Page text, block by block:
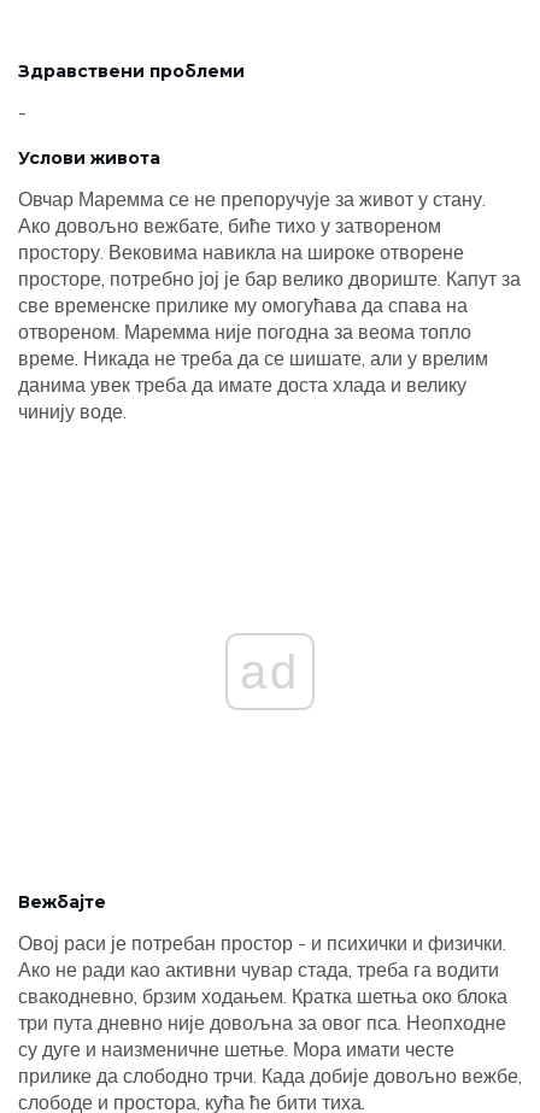
Здравствени проблеми
-
Услови живота
Овчар Маремма се не препоручује за живот у стану.
Ако довољно вежбате, биће тихо у затвореном
простору. Вековима навикла на широке отворене
просторе, потребно јој је бар велико двориште. Капут за
све временске прилике му омогућава да спава на
отвореном. Маремма није погодна за веома топло
време. Никада не треба да се шишате, али у врелим
данима увек треба да имате доста хлада и велику
чинију воде.
ad
Вежбајте
Овој раси је потребан простор - и психички и физички.
Ако не ради као активни чувар стада, треба га водити
свакодневно, брзим ходањем. Кратка шетња око блока
три пута дневно није довољна за овог пса. Неопходне
су дуге и наизменичне шетње. Мора имати честе
прилике да слободно трчи. Када добије довољно вежбе,
слободе и простора, кућа ће бити тиха.